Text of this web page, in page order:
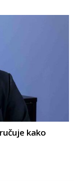
kako